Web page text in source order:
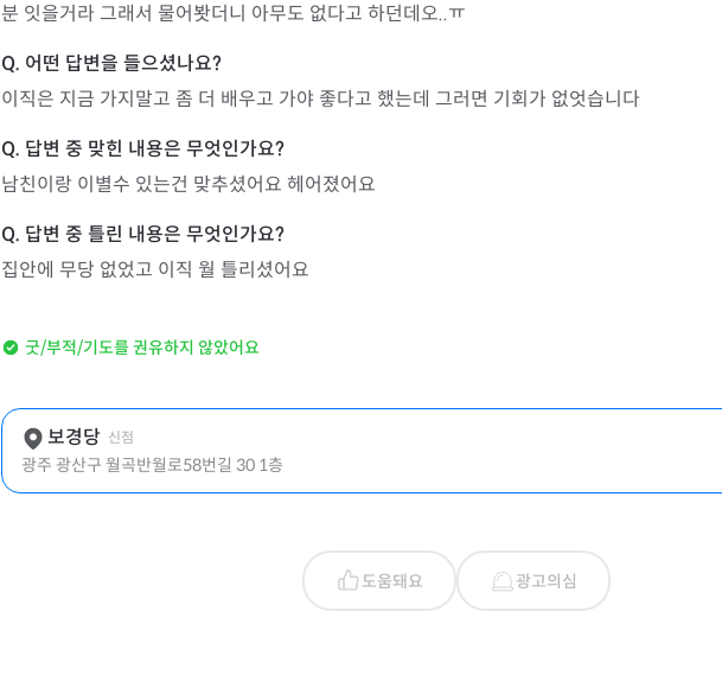
분 잇을거라 그래서 물어봣더니 아무도 없다고 하던데오..ㅠ
이직은 지금 가지말고 좀 더 배우고 가야 좋다고 했는데 그러면 기회가 없엇습니다
남친이랑 이별수 있는건 맞추셨어요 헤어졌어요
집안에 무당 없었고 이직 월 틀리셨어요
굿/부적/기도를 권유하지 않았어요
보경당 신점
광주 광산구 월곡반월로58번길 30 1층
도움돼요 광고의심